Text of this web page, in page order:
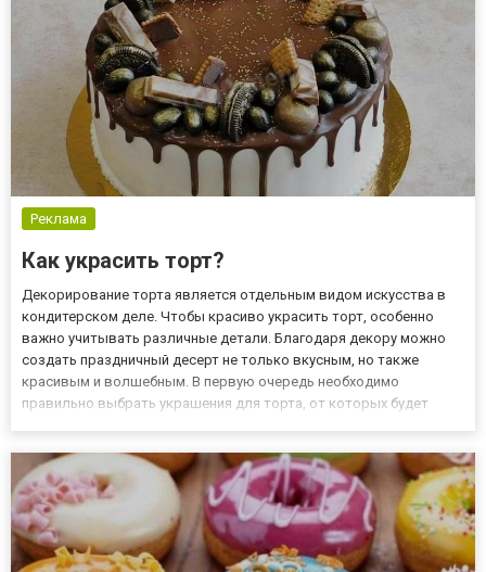
Реклама
Как украсить торт?
Декорирование торта является отдельным видом искусства в
кондитерском деле. Чтобы красиво украсить торт, особенно
важно учитывать различные детали. Благодаря декору можно
создать праздничный десерт не только вкусным, но также
красивым и волшебным. В первую очередь необходимо
правильно выбрать украшения для торта, от которых будет
можно праздн...